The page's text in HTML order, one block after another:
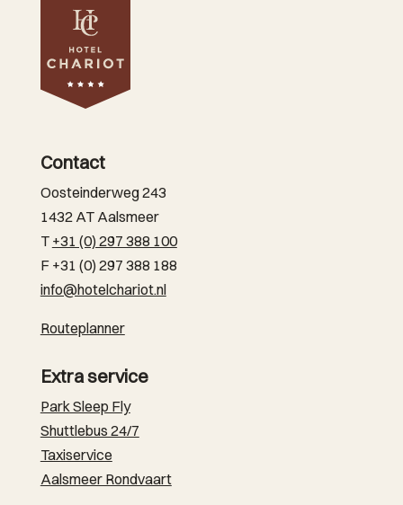
Contact
Oosteinderweg 243
1432 AT Aalsmeer
T +31 (0) 297 388 100
F +31 (0) 297 388 188
info@hotelchariot.nl
Routeplanner
Extra service
Park Sleep Fly
Shuttlebus 24/7
Taxiservice
Aalsmeer Rondvaart